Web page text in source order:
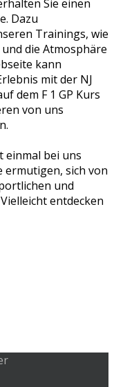
Sie einen
Dazu
Trainings, wie
die Atmosphäre
kann
mit der NJ
dem F 1 GP Kurs
von uns
einmal bei uns
ermutigen, sich von
und
entdecken